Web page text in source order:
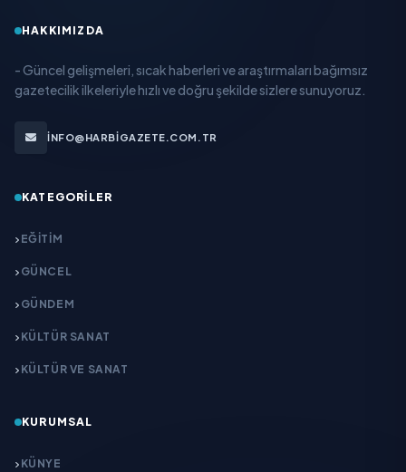
HAKKIMIZDA
- Güncel gelişmeleri, sıcak haberleri ve araştırmaları bağımsız
gazetecilik ilkeleriyle hızlı ve doğru şekilde sizlere sunuyoruz.
INFO@HARBIGAZETE.COM.TR
KATEGORILER
EĞITIM
GÜNCEL
GÜNDEM
KÜLTÜR SANAT
KÜLTÜR VE SANAT
KURUMSAL
KÜNYE